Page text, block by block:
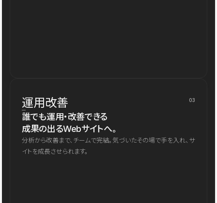
運用改善 03
誰でも運用・改善できる
成果の出るWebサイトへ。
分析から改善まで、チームで完結。気づいたその場で手を入れ、サ
イトを成長させられます。